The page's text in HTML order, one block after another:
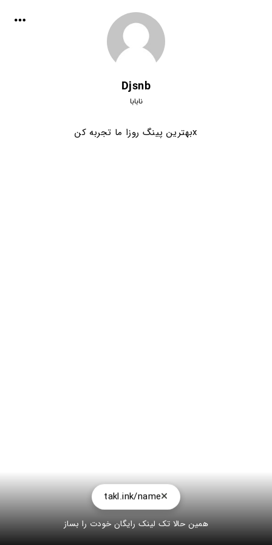
Djsnb
نابابا
xبهترین پینگ روزا ما تجربه کن
takl.ink/name
همین حالا تک لینک رایگان خودت را بساز